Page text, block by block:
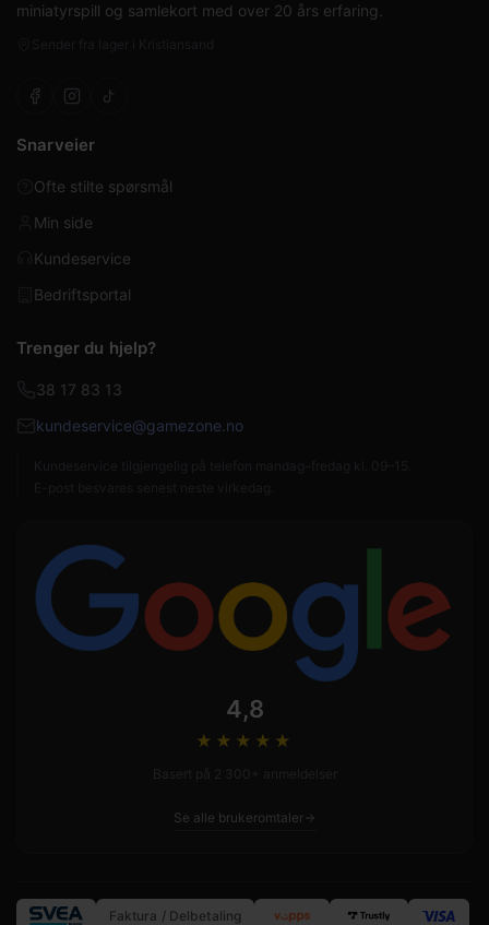
miniatyrspill og samlekort med over 20 års erfaring.
Snarveier
Ofte stilte spørsmål
Min side
Kundeservice
Bedriftsportal
Trenger du hjelp?
38 17 83 13
kundeservice@gamezone.no
4,8
★★★★ ★
Se alle brukeromtaler
Faktura / Delbetaling